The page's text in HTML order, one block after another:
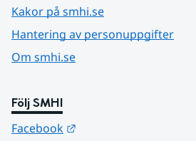
Kakor på smhi.se
Hantering av personuppgifter
Om smhi.se
Följ SMHI
Facebook